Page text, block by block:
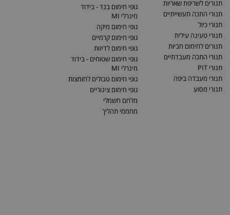
תנורים לשריפת שאריות
תנורי התכה תעשייתיים
תנורי כיול
תנורי טעינה עילית
תנורים לחימום חביות
תנורי התכה מעבדתיים
תנורי PIT
תנורי מעבדה ביפה
תנורי מסוע
גופי חימום בנד - בידוד
מינרלי MI
גופי חימום מיקה
גופי חימום קרמיים
גופי חימום לדיזות
גופי חימום שטוחים - בידוד
מינרלי MI
גופי חימום טבולים לחומצות
גופי חימום צינוריים
מלחם חשמלי
מחממי תהליך